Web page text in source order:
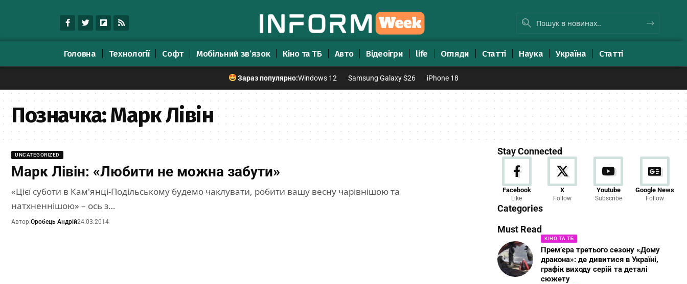
Головна Технології Софт Мобільний зв’язок Кіно та ТБ Авто Відеоігри life Огляди Статті Наука Україна Статті
Зараз популярно:Windows 12 Samsung Galaxy S26 iPhone 18
Позначка:Марк Лівін
UNCATEGORIZED
Марк Лівін: «Любити не можна забути»
«Цієї суботи в Кам'янці-Подільському будемо чаклувати, робити вашу весну чарівнішою та
натхненнішою» – ось з…
Автор:Оробець Андрій24.03.2014
Stay Connected
Facebook
Like
X
Follow
Youtube
Subscribe
Google News
Follow
Categories
Новини
23 Articles
Must Read
КІНО ТА ТБ
Прем’єра третього сезону «Дому
дракона»: де дивитися в Україні,
графік виходу серій та деталі
сюжету